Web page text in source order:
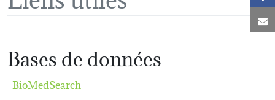
Bases de données
BioMedSearch